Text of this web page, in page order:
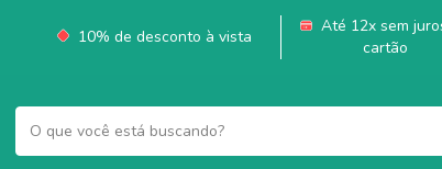
10% de desconto à vista
Até 12x sem
cartão